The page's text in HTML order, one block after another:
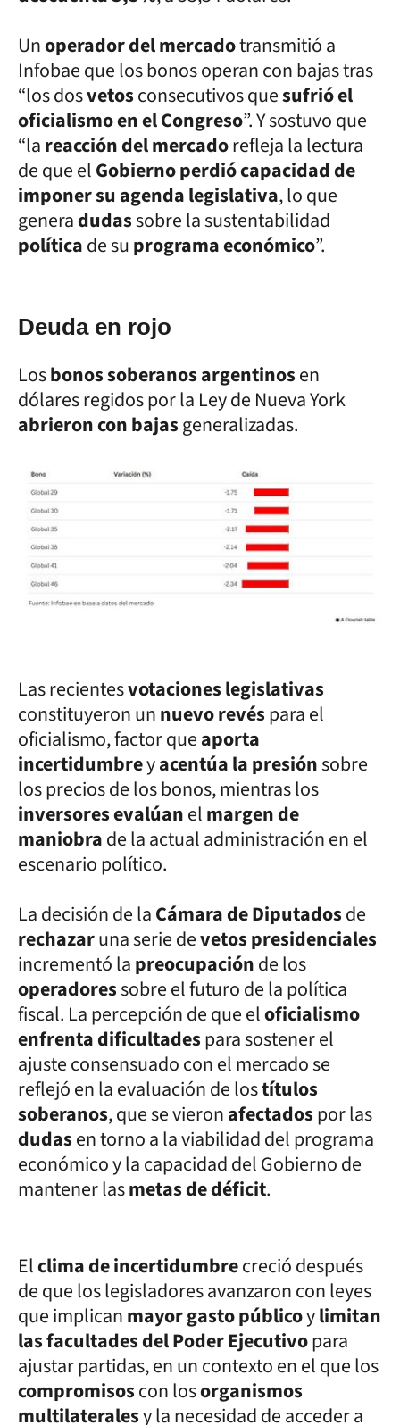
Unoperador del mercadotransmitió a
Infobae que los bonos operan con bajas tras
“los dosvetosconsecutivos quesufrió el
oficialismo en el Congreso”. Y sostuvo que
“lareacción del mercadorefleja la lectura
de que elGobierno perdió capacidad de
imponer su agenda legislativa, lo que
generadudassobre la sustentabilidad
políticade suprograma económico”.
Deuda en rojo
Losbonos soberanos argentinosen
dólares regidos por la Ley de Nueva York
abrieron con bajasgeneralizadas.
Las recientesvotaciones legislativas
constituyeron unnuevo revéspara el
oficialismo, factor queaporta
incertidumbreyacentúa la presiónsobre
los precios de los bonos, mientras los
inversores evalúanelmargen de
maniobrade la actual administración en el
escenario político.
La decisión de laCámara de Diputadosde
rechazaruna serie devetos presidenciales
incrementó lapreocupaciónde los
operadoressobre el futuro de la política
fiscal. La percepción de que eloficialismo
enfrenta dificultadespara sostener el
ajuste consensuado con el mercado se
reflejó en la evaluación de lostítulos
soberanos, que se vieronafectadospor las
dudasen torno a la viabilidad del programa
económico y la capacidad del Gobierno de
mantener lasmetas de déficit.
Elclima de incertidumbrecreció después
de que los legisladores avanzaron con leyes
que implicanmayor gasto públicoylimitan
las facultades del Poder Ejecutivopara
ajustar partidas, en un contexto en el que los
compromisoscon losorganismos
multilateralesy la necesidad de acceder a